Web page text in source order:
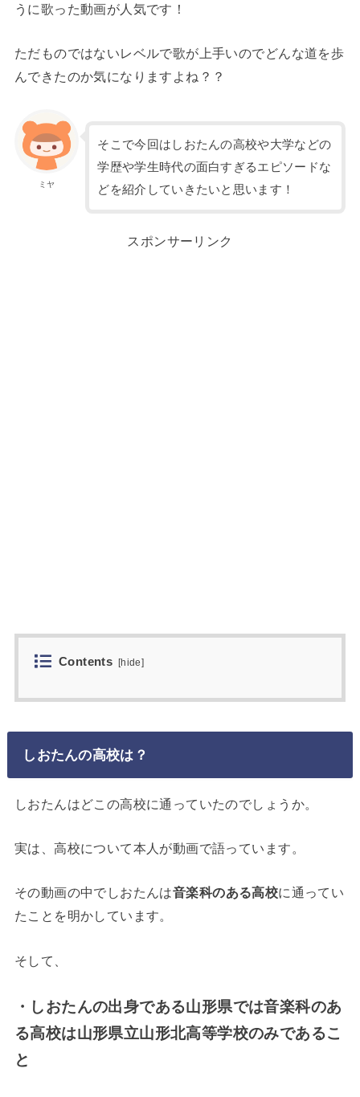
うに歌った動画が人気です！
ただものではないレベルで歌が上手いのでどんな道を歩
んできたのか気になりますよね？？
ミヤ
そこで今回はしおたんの高校や大学などの
学歴や学生時代の面白すぎるエピソードな
どを紹介していきたいと思います！
スポンサーリンク
Contents [hide]
しおたんの高校は？
しおたんはどこの高校に通っていたのでしょうか。
実は、高校について本人が動画で語っています。
その動画の中でしおたんは音楽科のある高校に通ってい
たことを明かしています。
そして、
・しおたんの出身である山形県では音楽科のあ
る高校は山形県立山形北高等学校のみであるこ
と